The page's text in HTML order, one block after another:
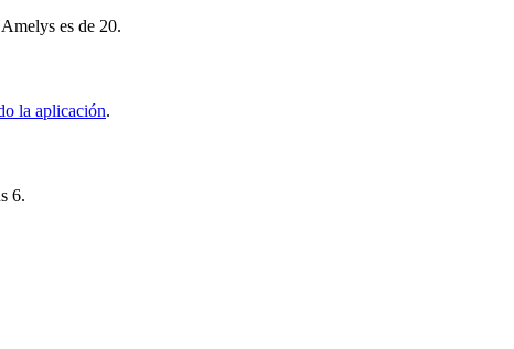
es de 20.
la aplicación.
6.